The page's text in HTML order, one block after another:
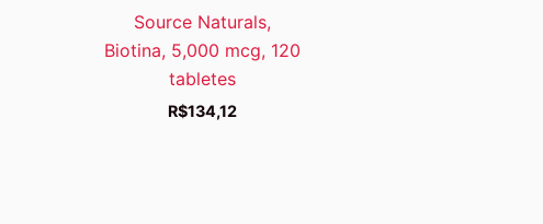
Source Naturals,
Biotina, 5,000 mcg, 120
tabletes
R$134,12